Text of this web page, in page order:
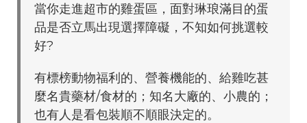
當你走進超市的雞蛋區，面對琳琅滿目的蛋
品是否立馬出現選擇障礙，不知如何挑選較
好?
有標榜動物福利的、營養機能的、給雞吃甚
麼名貴藥材/食材的；知名大廠的、小農的；
也有人是看包裝順不順眼決定的。